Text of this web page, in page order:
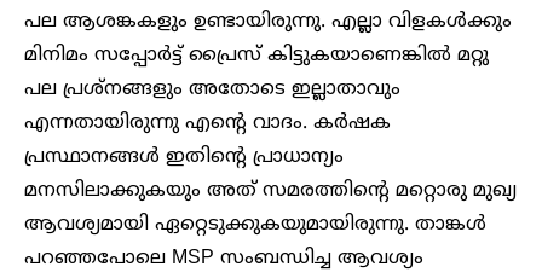
പല ആശങ്കകളും ഉണ്ടായിരുന്നു. എല്ലാ വിളകൾക്കും
മിനിമം സപ്പോർട്ട് പ്രൈസ് കിട്ടുകയാണെങ്കിൽ മറ്റു
പല പ്രശ്നങ്ങളും അതോടെ ഇല്ലാതാവും
എന്നതായിരുന്നു എന്റെ വാദം. കർഷക
പ്രസ്ഥാനങ്ങൾ ഇതിന്റെ പ്രാധാന്യം
മനസിലാക്കുകയും അത് സമരത്തിന്റെ മറ്റൊരു മുഖ്യ
ആവശ്യമായി ഏറ്റെടുക്കുകയുമായിരുന്നു. താങ്കൾ
പറഞ്ഞപോലെ MSP സംബന്ധിച്ച ആവശ്യം